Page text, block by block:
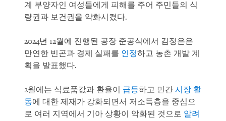
계 부양자인 여성들에게 피해를 주어 주민들의 식
량권과 보건권을 약화시켰다.
2024년 12월에 진행된 공장 준공식에서 김정은은
만연한 빈곤과 경제 실패를 인정하고 농촌 개발 계
획을 발표했다.
2월에는 식료품값과 환율이 급등하고 민간 시장 활
동에 대한 제재가 강화되면서 저소득층을 중심으
로 여러 지역에서 기아 상황이 악화된 것으로 알려